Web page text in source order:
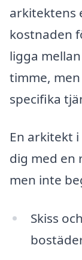
arkitektens
kostnaden
ligga
timme,
specifika
En arkitekt
dig med en
men inte
Skiss